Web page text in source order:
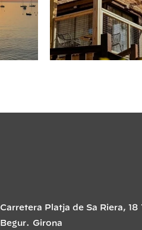
Carretera Platja de Sa Riera, 18
Begur. Girona